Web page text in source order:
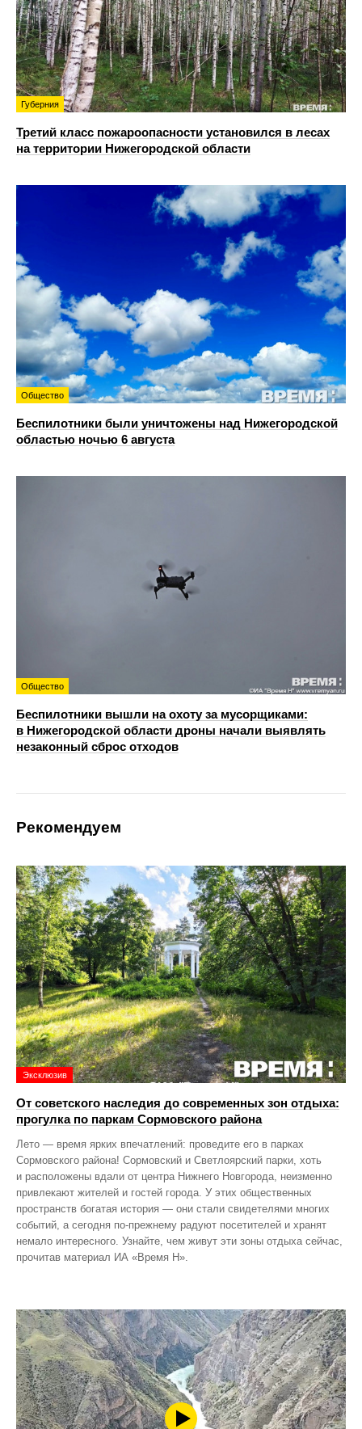
Губерния
Третий класс пожароопасности установился в лесах
на территории Нижегородской области
Общество
Беспилотники были уничтожены над Нижегородской
областью ночью 6 августа
Общество
Беспилотники вышли на охоту за мусорщиками:
в Нижегородской области дроны начали выявлять
незаконный сброс отходов
Рекомендуем
Эксклюзив
От советского наследия до современных зон отдыха:
прогулка по паркам Сормовского района
Лето — время ярких впечатлений: проведите его в парках
Сормовского района! Сормовский и Светлоярский парки, хоть
и расположены вдали от центра Нижнего Новгорода, неизменно
привлекают жителей и гостей города. У этих общественных
пространств богатая история — они стали свидетелями многих
событий, а сегодня по‑прежнему радуют посетителей и хранят
немало интересного. Узнайте, чем живут эти зоны отдыха сейчас,
прочитав материал ИА «Время Н».